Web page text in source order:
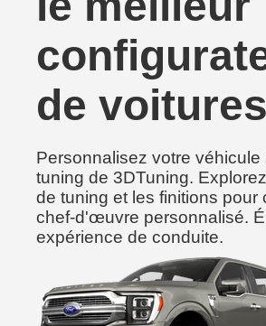
de
Personnalisez votre véhicule
tuning de 3DTuning.
de tuning et les finitions pour
chef-d'œuvre personnalisé.
expérience de conduite.